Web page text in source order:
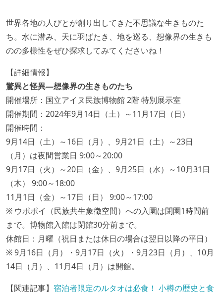
世界各地の人びとが創り出してきた不思議な生きものた
ち。水に潜み、天に羽ばたき、地を巡る、想像界の生きも
のの多様性をぜひ探求してみてくださいね！
【詳細情報】
驚異と怪異—想像界の生きものたち
開催場所：国立アイヌ民族博物館 2階 特別展示室
開催期間：2024年9月14日（土）～11月17日（日）
開催時間：
9月14日（土）～16日（月）、9月21日（土）～23日
（月）は夜間営業日 9:00～20:00
9月17日（火）～20日（金）、9月25日（水）～10月31日
（木） 9:00～18:00
11月1日（金）～17日（日） 9:00～17:00
※ ウポポイ（民族共生象徴空間）への入園は閉園1時間前
まで。博物館入館は閉館30分前まで。
休館日：月曜（祝日または休日の場合は翌日以降の平日）
※ 9月16日（月）・9月17日（火）・9月23日（月）、10月
14日（月）、11月4日（月）は開館。
【関連記事】 宿泊者限定のルタオは必食！ 小樽の歴史と食